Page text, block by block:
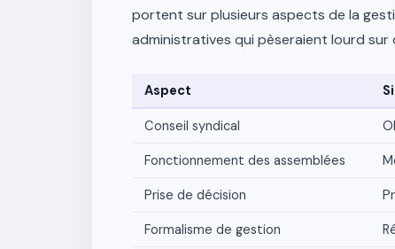
portent sur plusieurs aspects de la
administratives qui pèseraient lourd
Aspect
Conseil syndical
Fonctionnement des assemblées
Prise de décision
Formalisme de gestion